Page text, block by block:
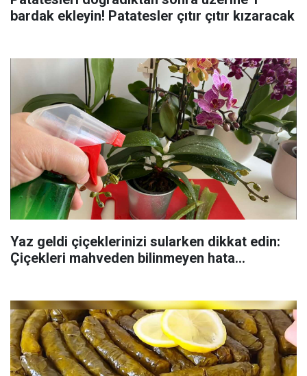
bardak ekleyin! Patatesler çıtır çıtır kızaracak
Yaz geldi çiçeklerinizi sularken dikkat edin:
Çiçekleri mahveden bilinmeyen hata...